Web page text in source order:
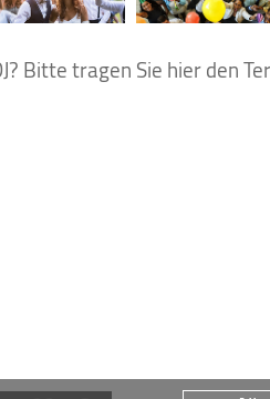
Bitte tragen Sie hier den